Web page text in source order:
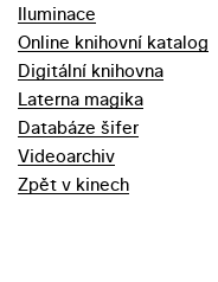
Iluminace
Online knihovní katalog
Digitální knihovna
Laterna magika
Databáze šifer
Videoarchiv
Zpět v kinech